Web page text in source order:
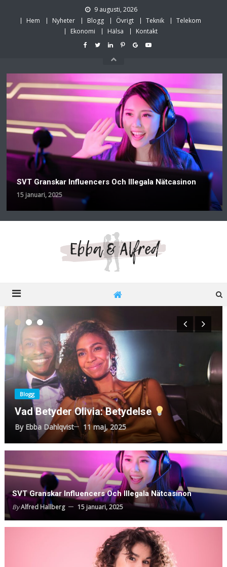
9 augusti, 2026
Hem
Nyheter Blogg Övrigt Teknik
Telekom
Ekonomi
Hälsa Kontakt
SVT Granskar Influencers Och Illegala Nätcasinon
15 januari, 2025
Blogg
Vad Betyder Olivia: Betydelse
By Ebba Dahlqvist 11 maj, 2025
SVT Granskar Influencers Och Illegala Nätcasinon
ByAlfred Hallberg 15 januari, 2025